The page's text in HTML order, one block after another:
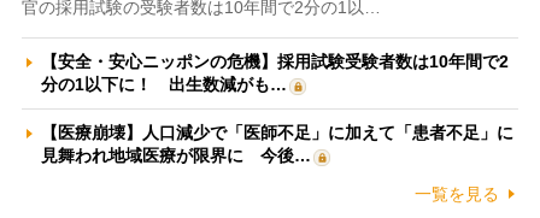
官の採用試験の受験者数は10年間で2分の1以…
【安全・安心ニッポンの危機】採用試験受験者数は10年間で2
分の1以下に！ 出生数減がも…
【医療崩壊】人口減少で「医師不足」に加えて「患者不足」に
見舞われ地域医療が限界に 今後…
一覧を見る